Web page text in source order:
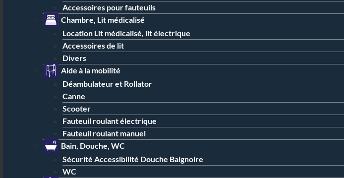
Accessoires pour fauteuils
Chambre, Lit médicalisé
Location Lit médicalisé, lit électrique
Accessoires de lit
Divers
Aide à la mobilité
Déambulateur et Rollator
Canne
Scooter
Fauteuil roulant électrique
Fauteuil roulant manuel
Bain, Douche, WC
Sécurité Accessibilité Douche Baignoire
WC